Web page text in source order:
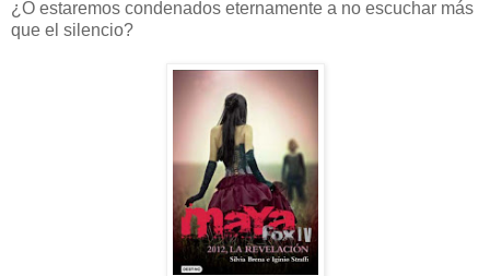
¿O estaremos condenados eternamente a no escuchar más
que el silencio?